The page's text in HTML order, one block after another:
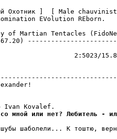
Охотник ]  [ Male
EVolution REborn.
of Martian Tentacles
67.20)
713
2:5023/15.8
мной или нет? Любитель -
шаболели... К тоштю,